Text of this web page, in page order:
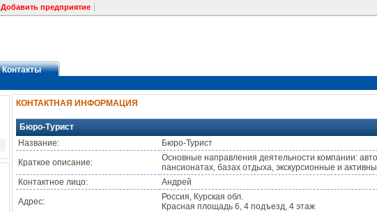
Добавить предприятие
Контакты
КОНТАКТНАЯ ИНФОРМАЦИЯ
Бюро-Турист
Название:
Бюро-Турист
Краткое описание:
Основные направления деятельности компании:
пансионатах, базах отдыха, экскурсионные и
Контактное лицо:
Андрей
Адрес:
Россия, Курская обл.
Красная площадь 6, 4 подъезд, 4 этаж